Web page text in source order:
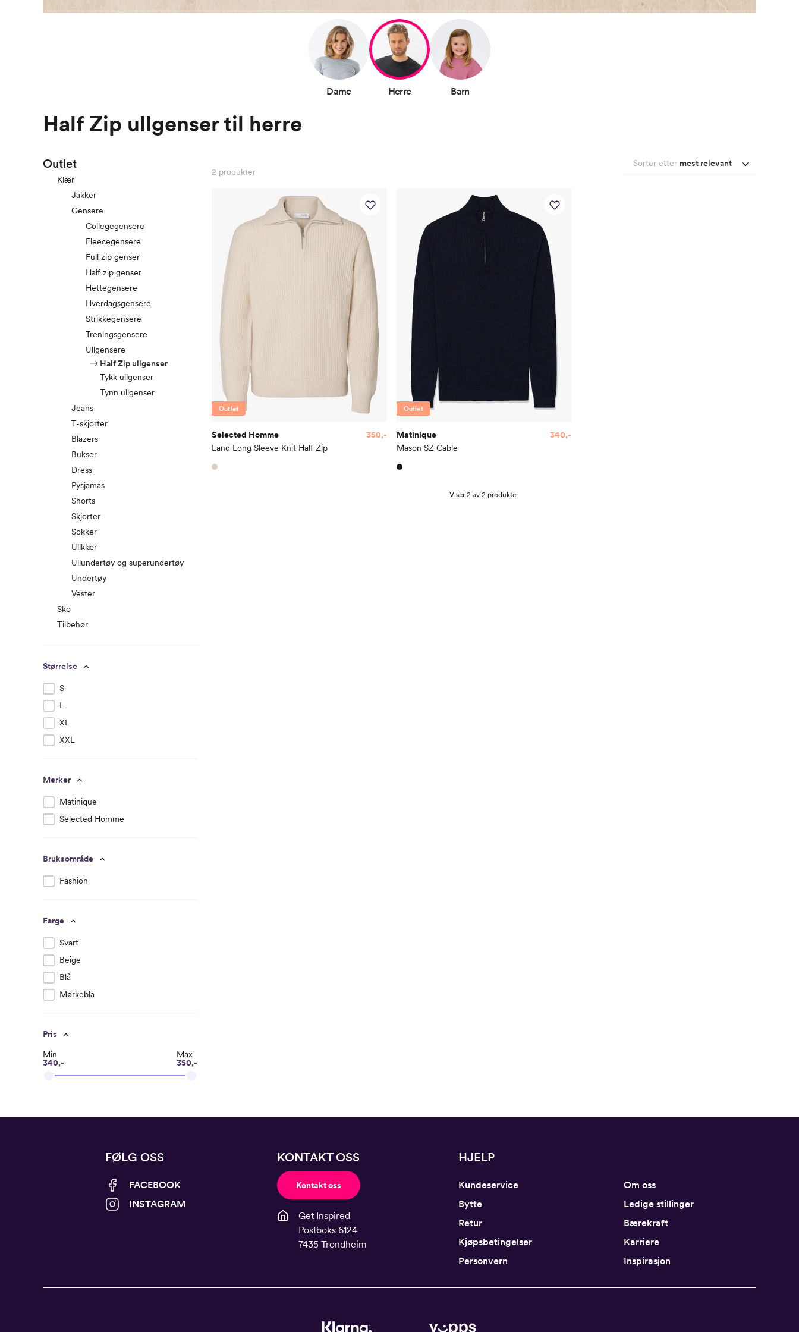
Dame Herre Barn
Half Zip ullgenser til herre
Outlet
Klær
Jakker
Gensere
Collegegensere
Fleecegensere
Full zip genser
Half zip genser
Hettegensere
Hverdagsgensere
Strikkegensere
Treningsgensere
Ullgensere
Half Zip ullgenser
Tykk ullgenser
Tynn ullgenser
Jeans
T-skjorter
Blazers
Bukser
Dress
Pysjamas
Shorts
Skjorter
Sokker
Ullklær
Ullundertøy og superundertøy
Undertøy
Vester
Sko
Tilbehør
Størrelse
S
L
XL
XXL
Merker
Matinique
Selected Homme
Bruksområde
Fashion
Farge
Svart
Beige
Blå
Mørkeblå
Pris
Min
340,-
Max
350,-
2 produkter
Sorter etter mest relevant
Outlet
Selected Homme
Land Long Sleeve Knit Half Zip
350,-
Outlet
Matinique
Mason SZ Cable
340,-
Viser 2 av 2 produkter
FØLG OSS
FACEBOOK
INSTAGRAM
KONTAKT OSS
Kontakt oss
Get Inspired
Postboks 6124
7435 Trondheim
HJELP
Kundeservice
Bytte
Retur
Kjøpsbetingelser
Personvern
Om oss
Ledige stillinger
Bærekraft
Karriere
Inspirasjon